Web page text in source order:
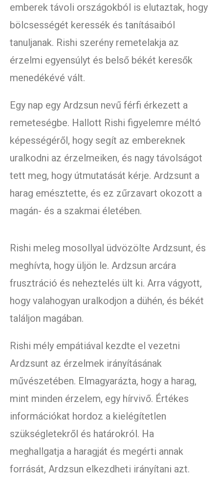
emberek távoli országokból is elutaztak, hogy
bölcsességét keressék és tanításaiból
tanuljanak. Rishi szerény remetelakja az
érzelmi egyensúlyt és belső békét keresők
menedékévé vált.
Egy nap egy Ardzsun nevű férfi érkezett a
remeteségbe. Hallott Rishi figyelemre méltó
képességéről, hogy segít az embereknek
uralkodni az érzelmeiken, és nagy távolságot
tett meg, hogy útmutatását kérje. Ardzsunt a
harag emésztette, és ez zűrzavart okozott a
magán- és a szakmai életében.
Rishi meleg mosollyal üdvözölte Ardzsunt, és
meghívta, hogy üljön le. Ardzsun arcára
frusztráció és neheztelés ült ki. Arra vágyott,
hogy valahogyan uralkodjon a dühén, és békét
találjon magában.
Rishi mély empátiával kezdte el vezetni
Ardzsunt az érzelmek irányításának
művészetében. Elmagyarázta, hogy a harag,
mint minden érzelem, egy hírvivő. Értékes
információkat hordoz a kielégítetlen
szükségletekről és határokról. Ha
meghallgatja a haragját és megérti annak
forrását, Ardzsun elkezdheti irányítani azt.